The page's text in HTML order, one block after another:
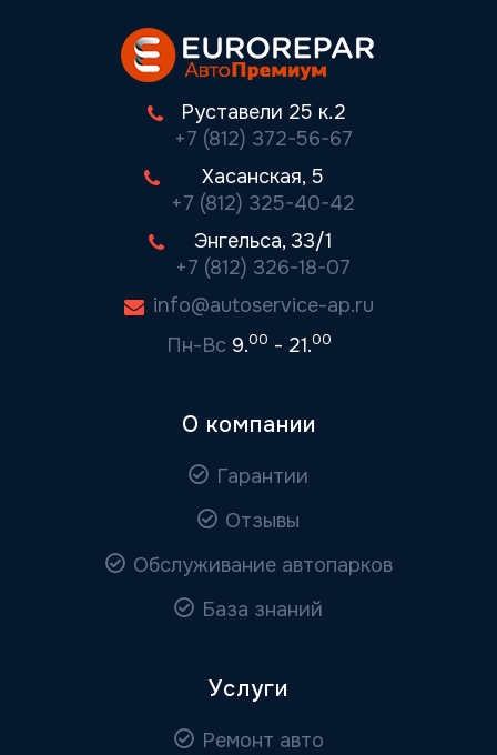
Руставели 25 к.2
+7 (812) 372-56-67
Хасанская, 5
+7 (812) 325-40-42
Энгельса, 33/1
+7 (812) 326-18-07
info@autoservice-ap.ru
Пн-Вс 9.00 - 21.00
О компании
Гарантии
Отзывы
Обслуживание автопарков
База знаний
Услуги
Ремонт авто